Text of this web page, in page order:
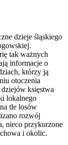
dzieje śląskiego
tak ważnych
informacje o
którzy ją
otoczenia
księstwa
lokalnego
tle losów
rozwój
nieco przykurzone
i okolic.